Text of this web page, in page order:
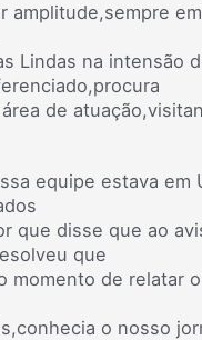
amplitude,sempre
Lindas na intensão
de
equipe estava em
que disse que ao
que
momento de relatar
o nosso